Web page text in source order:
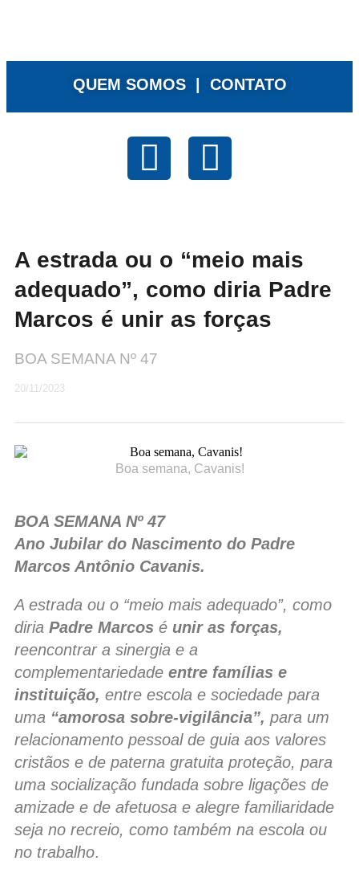
QUEM SOMOS | CONTATO
A estrada ou o “meio mais
adequado”, como diria Padre
Marcos é unir as forças
BOA SEMANA Nº 47
20/11/2023
Boa semana, Cavanis!
BOA SEMANA Nº 47
Ano Jubilar do Nascimento do Padre
Marcos Antônio Cavanis.
A estrada ou o “meio mais adequado”, como
diria Padre Marcos é unir as forças,
reencontrar a sinergia e a
complementariedade entre famílias e
instituição, entre escola e sociedade para
uma “amorosa sobre-vigilância”, para um
relacionamento pessoal de guia aos valores
cristãos e de paterna gratuita proteção, para
uma socialização fundada sobre ligações de
amizade e de afetuosa e alegre familiaridade
seja no recreio, como também na escola ou
no trabalho.